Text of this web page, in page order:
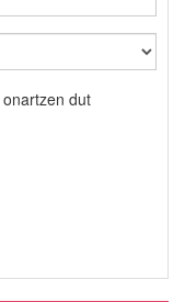
onartzen dut